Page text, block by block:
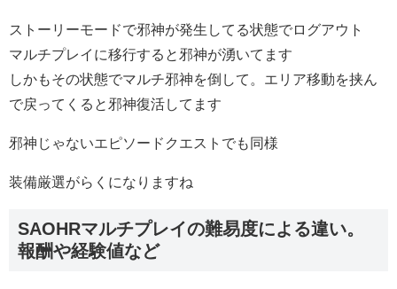
ストーリーモードで邪神が発生してる状態でログアウト
マルチプレイに移行すると邪神が湧いてます
しかもその状態でマルチ邪神を倒して。エリア移動を挟ん
で戻ってくると邪神復活してます
邪神じゃないエピソードクエストでも同様
装備厳選がらくになりますね
SAOHRマルチプレイの難易度による違い。
報酬や経験値など